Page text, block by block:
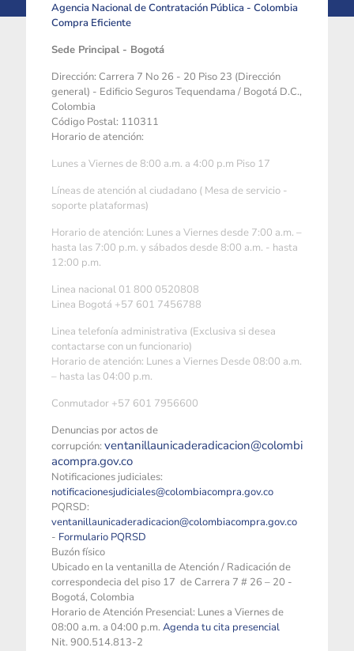
Agencia Nacional de Contratación Pública - Colombia
Compra Eficiente
Sede Principal - Bogotá
Dirección: Carrera 7 No 26 - 20 Piso 23 (Dirección
general) - Edificio Seguros Tequendama / Bogotá D.C.,
Colombia
Código Postal: 110311
Horario de atención:
Lunes a Viernes de 8:00 a.m. a 4:00 p.m Piso 17
Líneas de atención al ciudadano ( Mesa de servicio -
soporte plataformas)
Horario de atención: Lunes a Viernes desde 7:00 a.m. –
hasta las 7:00 p.m. y sábados desde 8:00 a.m. - hasta
12:00 p.m.
Linea nacional 01 800 0520808
Linea Bogotá +57 601 7456788
Linea telefonía administrativa (Exclusiva si desea
contactarse con un funcionario)
Horario de atención: Lunes a Viernes Desde 08:00 a.m.
– hasta las 04:00 p.m.
Conmutador +57 601 7956600
Denuncias por actos de
corrupción: ventanillaunicaderadicacion@colombi
acompra.gov.co
Notificaciones judiciales:
notificacionesjudiciales@colombiacompra.gov.co
PQRSD:
ventanillaunicaderadicacion@colombiacompra.gov.co
- Formulario PQRSD
Buzón físico
Ubicado en la ventanilla de Atención / Radicación de
correspondecia del piso 17 de Carrera 7 # 26 – 20 -
Bogotá, Colombia
Horario de Atención Presencial: Lunes a Viernes de
08:00 a.m. a 04:00 p.m. Agenda tu cita presencial
Nit. 900.514.813-2